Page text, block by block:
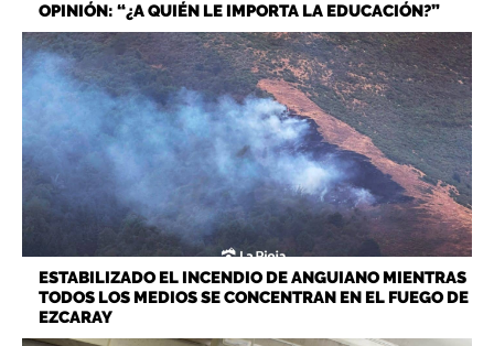
OPINIÓN: “¿A QUIÉN LE IMPORTA LA EDUCACIÓN?”
ESTABILIZADO EL INCENDIO DE ANGUIANO MIENTRAS
TODOS LOS MEDIOS SE CONCENTRAN EN EL FUEGO DE
EZCARAY